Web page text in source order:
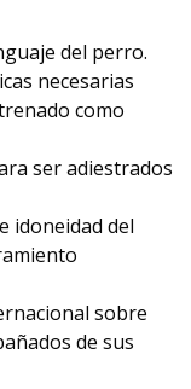
del perro.
necesarias
como
ser adiestrados
idoneidad del
sobre
de sus